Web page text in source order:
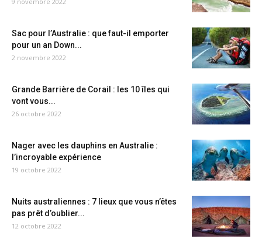
Sac pour l’Australie : que faut-il emporter
pour un an Down...
2 novembre 2022
Grande Barrière de Corail : les 10 îles qui
vont vous...
26 octobre 2022
Nager avec les dauphins en Australie :
l’incroyable expérience
19 octobre 2022
Nuits australiennes : 7 lieux que vous n’êtes
pas prêt d’oublier...
12 octobre 2022